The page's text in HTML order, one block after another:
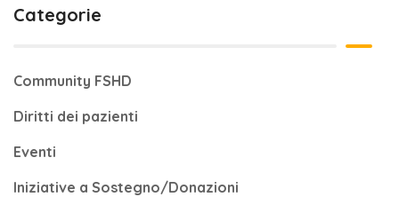
Categorie
Community FSHD
Diritti dei pazienti
Eventi
Iniziative a Sostegno/Donazioni